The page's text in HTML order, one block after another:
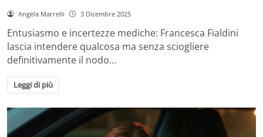
Angela Marrelli 3 Dicembre 2025
Entusiasmo e incertezze mediche: Francesca Fialdini
lascia intendere qualcosa ma senza sciogliere
definitivamente il nodo…
Leggi di più